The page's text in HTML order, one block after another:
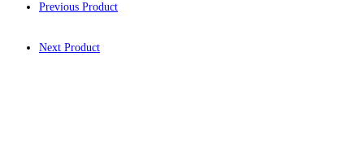
Calacatta
Previous Product
Next Product